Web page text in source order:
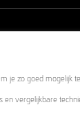
je zo goed mogelijk
en vergelijkbare